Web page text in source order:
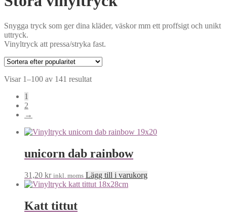
Snygga tryck som ger dina kläder, väskor mm ett proffsigt och unikt
uttryck.
Vinyltryck att pressa/stryka fast.
Visar 1–100 av 141 resultat
1
2
→
unicorn dab rainbow
31,20 kr inkl. moms Lägg till i varukorg
Katt tittut